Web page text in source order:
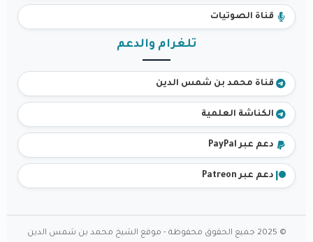
قناة الصوتيات
تلغرام والدعم
قناة محمد بن شمس الدين
الكناشة العلمية
دعم عبر PayPal
دعم عبر Patreon
© 2025 جميع الحقوق محفوظة - موقع الشيخ محمد بن شمس الدين